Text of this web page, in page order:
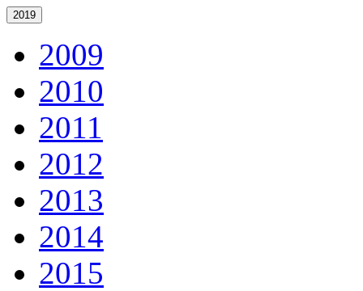
2019
2009
2010
2011
2012
2013
2014
2015